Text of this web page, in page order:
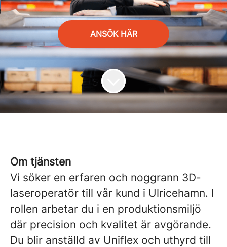
ANSÖK HÄR
Om tjänsten
Vi söker en erfaren och noggrann 3D-
laseroperatör till vår kund i Ulricehamn. I
rollen arbetar du i en produktionsmiljö
där precision och kvalitet är avgörande.
Du blir anställd av Uniflex och uthyrd till